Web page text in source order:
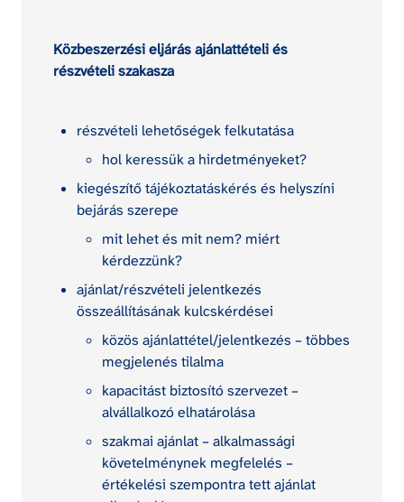
Közbeszerzési eljárás ajánlattételi és
részvételi szakasza
részvételi lehetőségek felkutatása
hol keressük a hirdetményeket?
kiegészítő tájékoztatáskérés és helyszíni
bejárás szerepe
mit lehet és mit nem? miért
kérdezzünk?
ajánlat/részvételi jelentkezés
összeállításának kulcskérdései
közös ajánlattétel/jelentkezés – többes
megjelenés tilalma
kapacitást biztosító szervezet –
alvállalkozó elhatárolása
szakmai ajánlat – alkalmassági
követelménynek megfelelés –
értékelési szempontra tett ajánlat